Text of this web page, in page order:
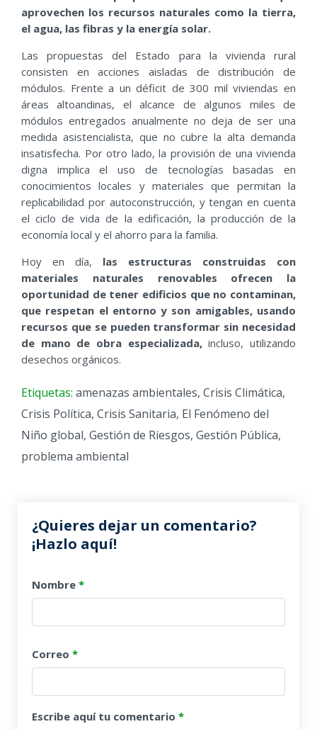
aprovechen los recursos naturales como la tierra,
el agua, las fibras y la energía solar.
Las propuestas del Estado para la vivienda rural
consisten en acciones aisladas de distribución de
módulos. Frente a un déficit de 300 mil viviendas en
áreas altoandinas, el alcance de algunos miles de
módulos entregados anualmente no deja de ser una
medida asistencialista, que no cubre la alta demanda
insatisfecha. Por otro lado, la provisión de una vivienda
digna implica el uso de tecnologías basadas en
conocimientos locales y materiales que permitan la
replicabilidad por autoconstrucción, y tengan en cuenta
el ciclo de vida de la edificación, la producción de la
economía local y el ahorro para la familia.
Hoy en día, las estructuras construidas con
materiales naturales renovables ofrecen la
oportunidad de tener edificios que no contaminan,
que respetan el entorno y son amigables, usando
recursos que se pueden transformar sin necesidad
de mano de obra especializada,incluso, utilizando
desechos orgánicos.
Etiquetas: amenazas ambientales, Crisis Climática,
Crisis Política, Crisis Sanitaria, El Fenómeno del
Niño global, Gestión de Riesgos, Gestión Pública,
problema ambiental
¿Quieres dejar un comentario?
¡Hazlo aquí!
Nombre *
Correo *
Escribe aquí tu comentario *